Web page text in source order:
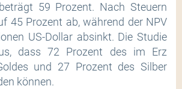
59 Prozent. Nach Steuern
45 Prozent ab, während der NPV
US-Dollar absinkt. Die Studie
dass 72 Prozent des im Erz
und 27 Prozent des Silber
können.